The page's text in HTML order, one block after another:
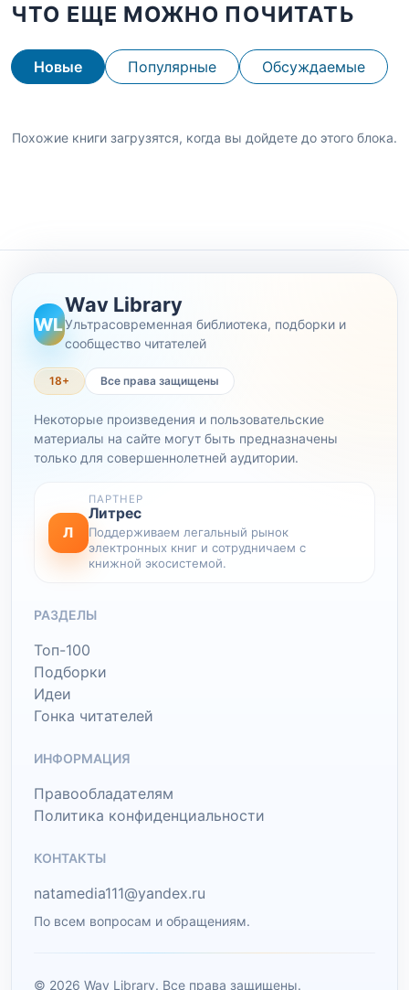
ЧТО ЕЩЕ МОЖНО ПОЧИТАТЬ
Новые Популярные Обсуждаемые
Похожие книги загрузятся, когда вы дойдете до этого блока.
WL
Wav Library
Ультрасовременная библиотека, подборки и
сообщество читателей
18+ Все права защищены
Некоторые произведения и пользовательские
материалы на сайте могут быть предназначены
только для совершеннолетней аудитории.
Л
ПАРТНЕР
Литрес
Поддерживаем легальный рынок
электронных книг и сотрудничаем с
книжной экосистемой.
РАЗДЕЛЫ
Топ-100
Подборки
Идеи
Гонка читателей
ИНФОРМАЦИЯ
Правообладателям
Политика конфиденциальности
КОНТАКТЫ
natamedia111@yandex.ru
По всем вопросам и обращениям.
© 2026 Wav Library. Все права защищены.